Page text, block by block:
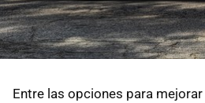
Entre las opciones para mejorar